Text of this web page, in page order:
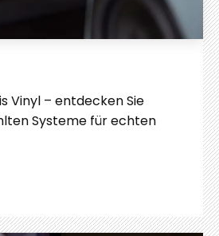
Vinyl – entdecken Sie
Systeme für echten